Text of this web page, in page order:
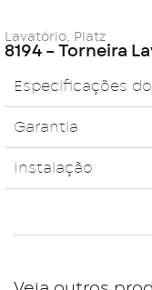
Lavatório, Platz
8194 – Torneira
Especificações
Garantia
Instalação